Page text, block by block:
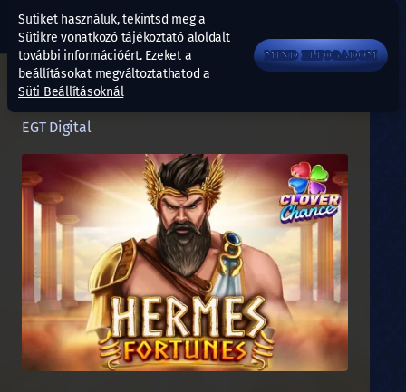
Hermes Fortunes
EGT Digital
Sütiket használuk, tekintsd meg a
Sütikre vonatkozó tájékoztatóaloldalt
további információért. Ezeket a
beállításokat megváltoztathatod a
Süti Beállításoknál
MIND ELFOGADOM